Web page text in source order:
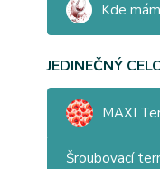
Kde
JEDINEČNÝ
MAXI
Šroubovací